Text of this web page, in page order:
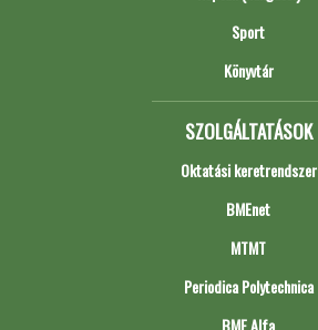
Sport
Könyvtár
SZOLGÁLTATÁSOK
Oktatási keretrendszer
BMEnet
MTMT
Periodica Polytechnica
BME Alfa